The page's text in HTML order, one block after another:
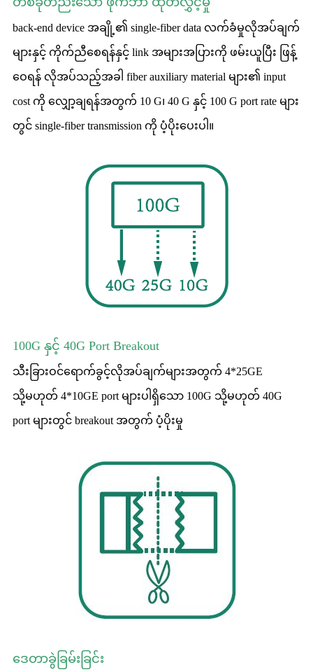
back-end device အချို့၏ single-fiber data လက်ခံမှုလိုအပ်ချက်
များနှင့် ကိုက်ညီစေရန်နှင့် link အများအပြားကို ဖမ်းယူပြီး ဖြန့်
ဝေရန် လိုအပ်သည့်အခါ fiber auxiliary material များ၏ input
cost ကို လျှော့ချရန်အတွက် 10 G၊ 40 G နှင့် 100 G port rate များ
တွင် single-fiber transmission ကို ပံ့ပိုးပေးပါ။
100G နှင့် 40G Port Breakout
သီးခြားဝင်ရောက်ခွင့်လိုအပ်ချက်များအတွက် 4*25GE
သို့မဟုတ် 4*10GE port များပါရှိသော 100G သို့မဟုတ် 40G
port များတွင် breakout အတွက် ပံ့ပိုးမှု
ဒေတာခွဲခြမ်းခြင်း